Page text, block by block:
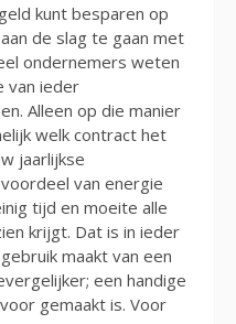
kunt besparen op
de slag te gaan met
ondernemers weten
van ieder
Alleen op die manier
welk contract het
jaarlijkse
van energie
tijd en moeite alle
krijgt. Dat is in ieder
maakt van een
een handige
gemaakt is. Voor